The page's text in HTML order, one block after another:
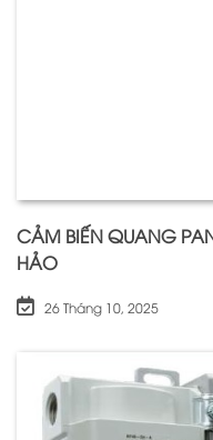
CẢM BIẾN QUANG
HẢO
26 Tháng 10, 2025